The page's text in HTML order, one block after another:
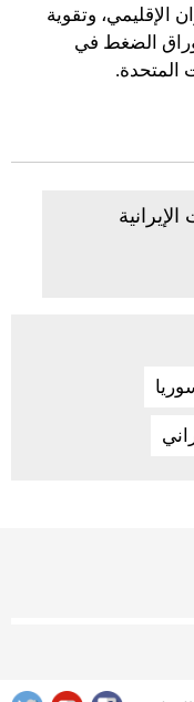
الإقليمي، وتقوية
الضغط في
المتحدة.